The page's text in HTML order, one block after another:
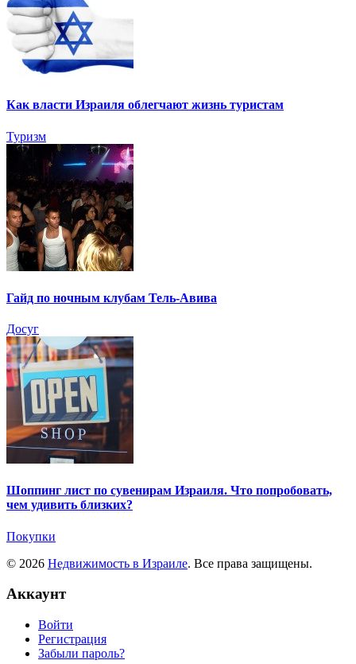
Как власти Израиля облегчают жизнь туристам
Туризм
Гайд по ночным клубам Тель-Авива
Досуг
Шоппинг лист по сувенирам Израиля. Что попробовать,
чем удивить близких?
Покупки
© 2026 Недвижимость в Израиле. Все права защищены.
Аккаунт
Войти
Регистрация
Забыли пароль?